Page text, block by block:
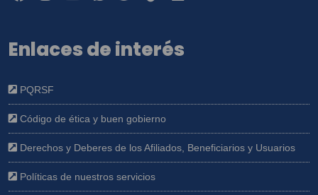
Enlaces de interés
PQRSF
Código de ética y buen gobierno
Derechos y Deberes de los Afiliados, Beneficiarios y Usuarios
Políticas de nuestros servicios